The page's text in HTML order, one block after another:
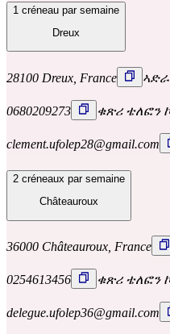
1 créneau par semaine
Dreux
28100 Dreux, France
0680209273 ቁጽሪ ቴለፎን
clement.ufolep28@gmail.com
2 créneaux par semaine
Châteauroux
36000 Châteauroux, France
0254613456 ቁጽሪ ቴለፎን
delegue.ufolep36@gmail.com